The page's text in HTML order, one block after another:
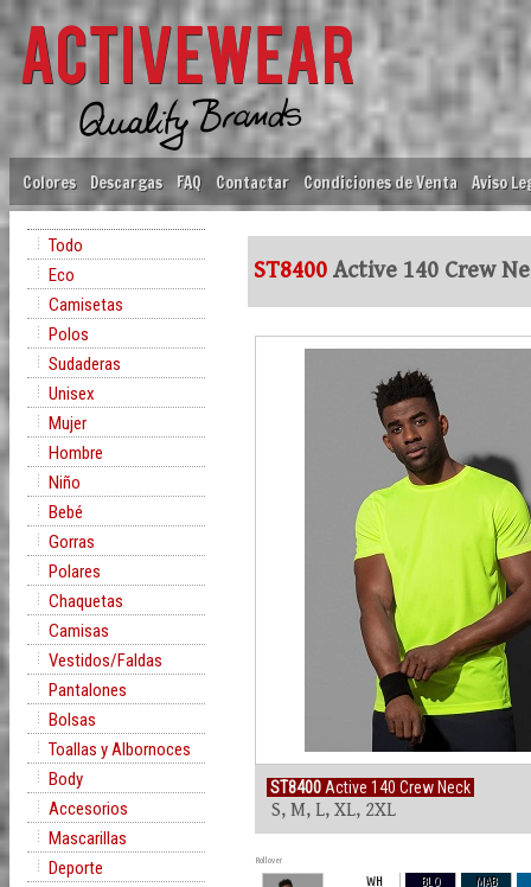
Colores Descargas FAQ Contactar Condiciones de Venta Aviso
Todo
Eco
Camisetas
Polos
Sudaderas
Unisex
Mujer
Hombre
Niño
Bebé
Gorras
Polares
Chaquetas
Camisas
Vestidos/Faldas
Pantalones
Bolsas
Toallas y Albornoces
Body
Accesorios
Mascarillas
Deporte
ST8400 Active 140 Crew
ST8400 Active 140 Crew Neck
S, M, L, XL, 2XL
Rollover
WH BLO MAB